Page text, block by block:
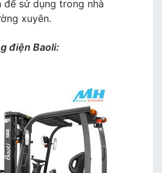
để sử dụng trong nhà
xuyên.
điện Baoli: